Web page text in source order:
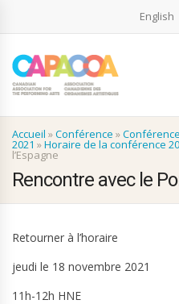
English
Accueil »Conférence »
2021 »Horaire de la conférence
l’Espagne
Rencontre avec le
Retourner à l’horaire
jeudi le 18 novembre 2021
11h-12h HNE